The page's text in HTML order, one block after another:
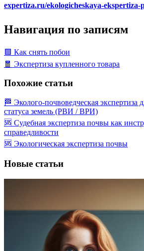
expertiza.ru/ekologicheskaya-ekspertiza-
Навигация по записям
🟩 Как снять побои
🧧 Экспертиза купленного товара
Похожие статьи
🏁 Эколого-почвоведческая экспертиза
статуса земель (РВИ / ВРИ)
🆘 Судебная экспертиза почвы как
справедливости
🆘 Экологическая экспертиза почвы
Новые статьи